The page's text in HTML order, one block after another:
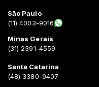
São Paulo
(11) 4003-9016
Minas Gerais
(31) 2391-4559
Santa Catarina
(48) 3380-9407